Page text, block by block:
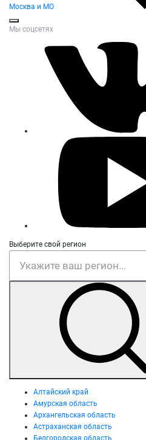
Москва и МО
Мы соцсетях
Выберите свой регион
Алтайский край
Амурская область
Архангельская область
Астраханская область
Белгородская область